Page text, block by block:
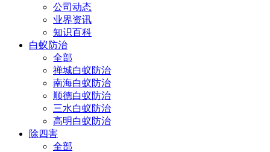
公司动态
业界资讯
知识百科
白蚁防治
全部
禅城白蚁防治
南海白蚁防治
顺德白蚁防治
三水白蚁防治
高明白蚁防治
除四害
全部